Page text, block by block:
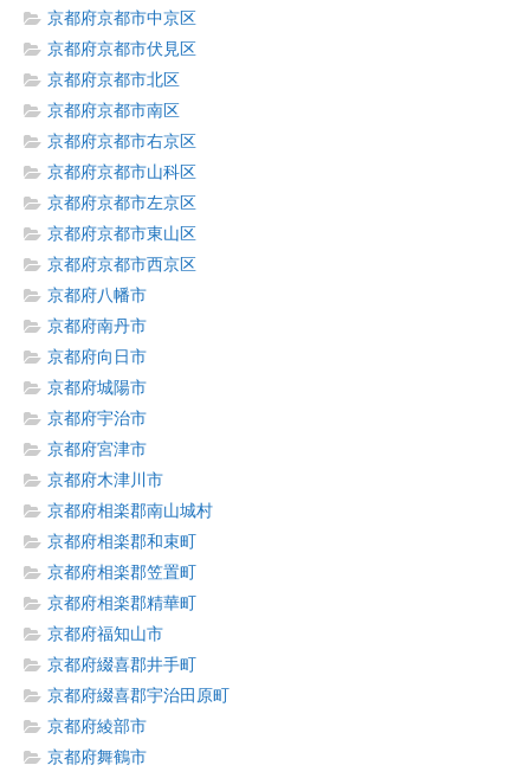
京都府京都市中京区
京都府京都市伏見区
京都府京都市北区
京都府京都市南区
京都府京都市右京区
京都府京都市山科区
京都府京都市左京区
京都府京都市東山区
京都府京都市西京区
京都府八幡市
京都府南丹市
京都府向日市
京都府城陽市
京都府宇治市
京都府宮津市
京都府木津川市
京都府相楽郡南山城村
京都府相楽郡和束町
京都府相楽郡笠置町
京都府相楽郡精華町
京都府福知山市
京都府綴喜郡井手町
京都府綴喜郡宇治田原町
京都府綾部市
京都府舞鶴市